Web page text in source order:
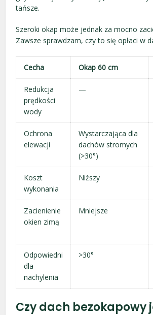
tańsze.
Szeroki okap może jednak za mocno
Zawsze sprawdzam, czy to się opłaci w
Cecha Okap 60 cm
Redukcja
prędkości
wody
—
Ochrona
elewacji
Wystarczająca dla
dachów stromych
(>30°)
Koszt
wykonania
Niższy
Zacienienie
okien zimą
Mniejsze
Odpowiedni
dla
nachylenia
>30°
Czy dach bezokapowy